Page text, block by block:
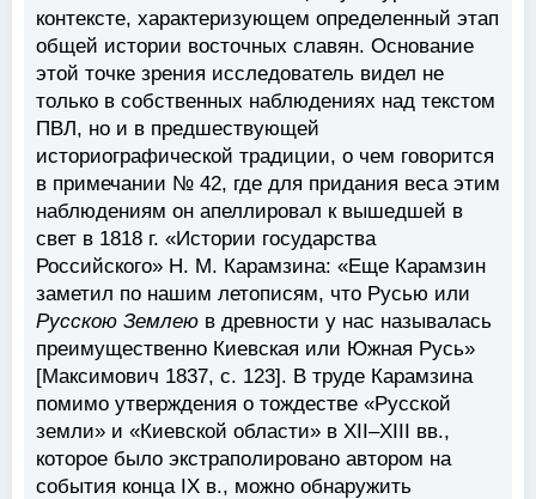
контексте, характеризующем определенный этап
общей истории восточных славян. Основание
этой точке зрения исследователь видел не
только в собственных наблюдениях над текстом
ПВЛ, но и в предшествующей
историографической традиции, о чем говорится
в примечании № 42, где для придания веса этим
наблюдениям он апеллировал к вышедшей в
свет в 1818 г. «Истории государства
Российского» Н. М. Карамзина: «Еще Карамзин
заметил по нашим летописям, что Русью или
Русскою Землею в древности у нас называлась
преимущественно Киевская или Южная Русь»
[Максимович 1837, c. 123]. В труде Карамзина
помимо утверждения о тождестве «Русской
земли» и «Киевской области» в XII–XIII вв.,
которое было экстраполировано автором на
события конца IX в., можно обнаружить